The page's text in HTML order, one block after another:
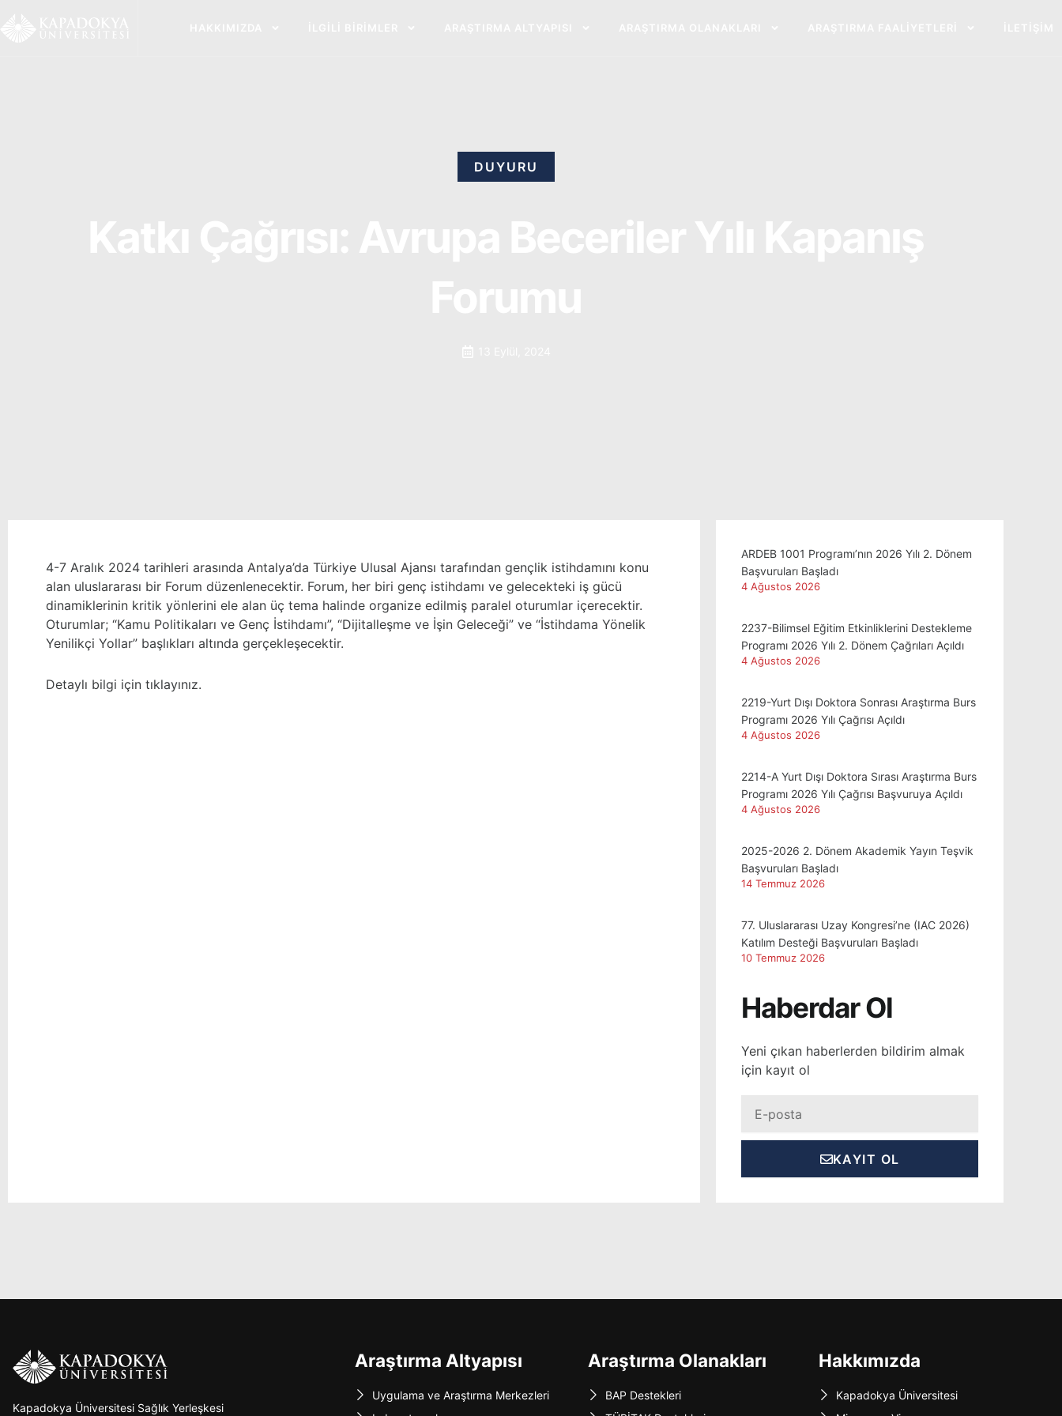
DUYURU
4-7 Aralık 2024 tarihleri arasında Antalya’da Türkiye Ulusal Ajansı tarafından gençlik istihdamını konu
alan uluslararası bir Forum düzenlenecektir. Forum, her biri genç istihdamı ve gelecekteki iş gücü
dinamiklerinin kritik yönlerini ele alan üç tema halinde organize edilmiş paralel oturumlar içerecektir.
Oturumlar; “Kamu Politikaları ve Genç İstihdamı”, “Dijitalleşme ve İşin Geleceği” ve “İstihdama Yönelik
Yenilikçi Yollar” başlıkları altında gerçekleşecektir.
Detaylı bilgi için tıklayınız.
ARDEB 1001 Programı’nın 2026 Yılı 2. Dönem
Başvuruları Başladı
4 Ağustos 2026
2237-Bilimsel Eğitim Etkinliklerini Destekleme
Programı 2026 Yılı 2. Dönem Çağrıları Açıldı
4 Ağustos 2026
2219-Yurt Dışı Doktora Sonrası Araştırma Burs
Programı 2026 Yılı Çağrısı Açıldı
4 Ağustos 2026
2214-A Yurt Dışı Doktora Sırası Araştırma Burs
Programı 2026 Yılı Çağrısı Başvuruya Açıldı
4 Ağustos 2026
2025-2026 2. Dönem Akademik Yayın Teşvik
Başvuruları Başladı
14 Temmuz 2026
77. Uluslararası Uzay Kongresi’ne (IAC 2026)
Katılım Desteği Başvuruları Başladı
10 Temmuz 2026
Haberdar Ol
Yeni çıkan haberlerden bildirim almak
için kayıt ol
KAYIT OL
Kapadokya Üniversitesi Sağlık Yerleşkesi
Araştırma Altyapısı
Uygulama ve Araştırma Merkezleri
Araştırma Olanakları
BAP Destekleri
Hakkımızda
Kapadokya Üniversitesi